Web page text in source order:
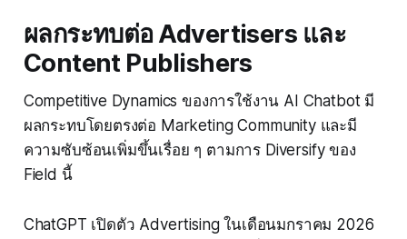
ผลกระทบต่อ Advertisers และ
Content Publishers
Competitive Dynamics ของการใช้งาน AI Chatbot มี
ผลกระทบโดยตรงต่อ Marketing Community และมี
ความซับซ้อนเพิ่มขึ้นเรื่อย ๆ ตามการ Diversify ของ
Field นี้
ChatGPT เปิดตัว Advertising ในเดือนมกราคม 2026